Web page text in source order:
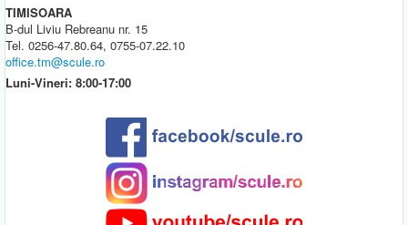
TIMISOARA
B-dul Liviu Rebreanu nr. 15
Tel. 0256-47.80.64, 0755-07.22.10
office.tm@scule.ro
Luni-Vineri: 8:00-17:00